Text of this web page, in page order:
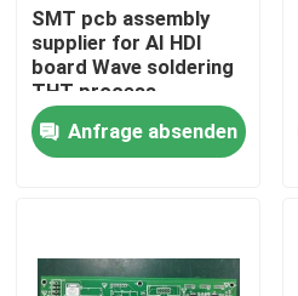
Startseite
Produkte
SMT pcb assembly
supplier for AI HDI
board Wave soldering
THT process
Anfrage absenden